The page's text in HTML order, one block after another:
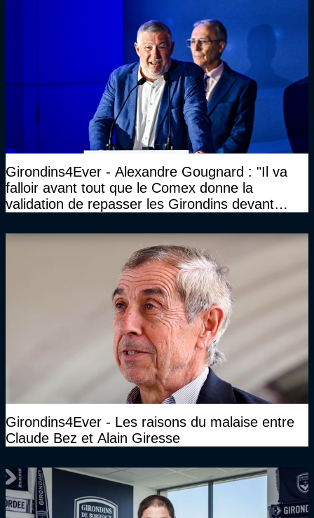
Girondins4Ever - Alexandre Gougnard : "Il va
falloir avant tout que le Comex donne la
validation de repasser les Girondins devant
Girondins4Ever - Les raisons du malaise entre
Claude Bez et Alain Giresse